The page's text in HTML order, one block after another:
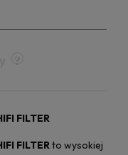
FILTER
FILTERto wysokiej